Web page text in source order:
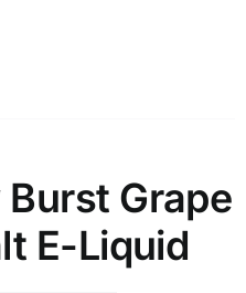
Grape
E-Liquid